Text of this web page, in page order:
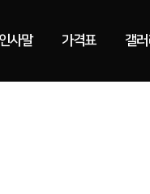
사말 가격표 갤러